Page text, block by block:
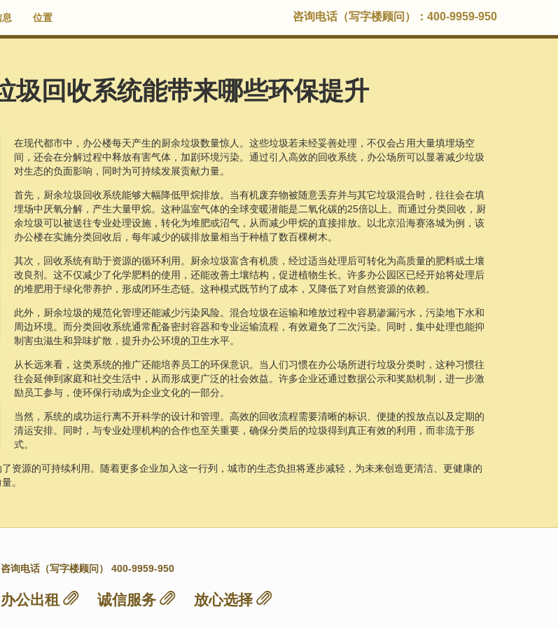
位置 咨询电话（写字楼顾问）：400-9959-950
圾回收系统能带来哪些环保提升
在现代都市中，办公楼每天产生的厨余垃圾数量惊人。这些垃圾若未经妥善处理，不仅会占用大量填埋场空
间，还会在分解过程中释放有害气体，加剧环境污染。通过引入高效的回收系统，办公场所可以显著减少垃圾
对生态的负面影响，同时为可持续发展贡献力量。
首先，厨余垃圾回收系统能够大幅降低甲烷排放。当有机废弃物被随意丢弃并与其它垃圾混合时，往往会在填
埋场中厌氧分解，产生大量甲烷。这种温室气体的全球变暖潜能是二氧化碳的25倍以上。而通过分类回收，厨
余垃圾可以被送往专业处理设施，转化为堆肥或沼气，从而减少甲烷的直接排放。以北京沿海赛洛城为例，该
办公楼在实施分类回收后，每年减少的碳排放量相当于种植了数百棵树木。
其次，回收系统有助于资源的循环利用。厨余垃圾富含有机质，经过适当处理后可转化为高质量的肥料或土壤
改良剂。这不仅减少了化学肥料的使用，还能改善土壤结构，促进植物生长。许多办公园区已经开始将处理后
的堆肥用于绿化带养护，形成闭环生态链。这种模式既节约了成本，又降低了对自然资源的依赖。
此外，厨余垃圾的规范化管理还能减少污染风险。混合垃圾在运输和堆放过程中容易渗漏污水，污染地下水和
周边环境。而分类回收系统通常配备密封容器和专业运输流程，有效避免了二次污染。同时，集中处理也能抑
制害虫滋生和异味扩散，提升办公环境的卫生水平。
从长远来看，这类系统的推广还能培养员工的环保意识。当人们习惯在办公场所进行垃圾分类时，这种习惯往
往会延伸到家庭和社交生活中，从而形成更广泛的社会效益。许多企业还通过数据公示和奖励机制，进一步激
励员工参与，使环保行动成为企业文化的一部分。
当然，系统的成功运行离不开科学的设计和管理。高效的回收流程需要清晰的标识、便捷的投放点以及定期的
清运安排。同时，与专业处理机构的合作也至关重要，确保分类后的垃圾得到真正有效的利用，而非流于形
式。
资源的可持续利用。随着更多企业加入这一行列，城市的生态负担将逐步减轻，为未来创造更清洁、更健康的
。
咨询电话（写字楼顾问） 400-9959-950
办公出租 诚信服务 放心选择